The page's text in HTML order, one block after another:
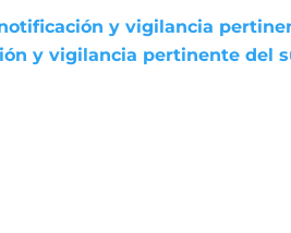
y vigilancia
y vigilancia pertinente del